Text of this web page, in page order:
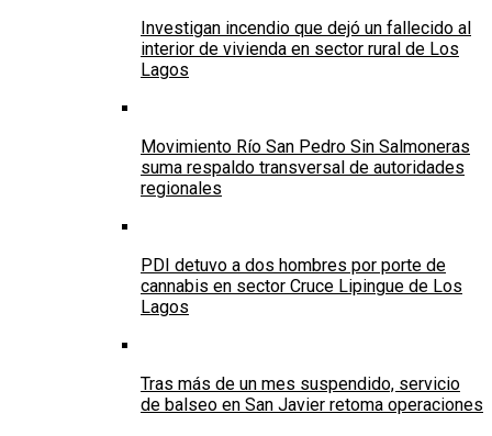
Investigan incendio que dejó un fallecido al
interior de vivienda en sector rural de Los
Lagos
Movimiento Río San Pedro Sin Salmoneras
suma respaldo transversal de autoridades
regionales
PDI detuvo a dos hombres por porte de
cannabis en sector Cruce Lipingue de Los
Lagos
Tras más de un mes suspendido, servicio
de balseo en San Javier retoma operaciones